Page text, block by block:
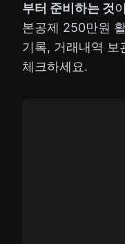
부터 준비하는 것
본공제 250만원
기록, 거래내역
체크하세요.